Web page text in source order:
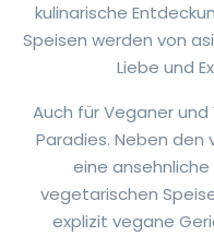
kulinarische
Speisen werden von
Liebe und
Auch für Veganer
Paradies. Neben den
eine
vegetarischen
explizit vegane